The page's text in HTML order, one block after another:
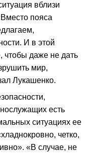
вблизи
пояса
И в этой
чтобы даже не дать
мир,
Лукашенко.
есть
ситуациях ее
четко,
«В случае, не